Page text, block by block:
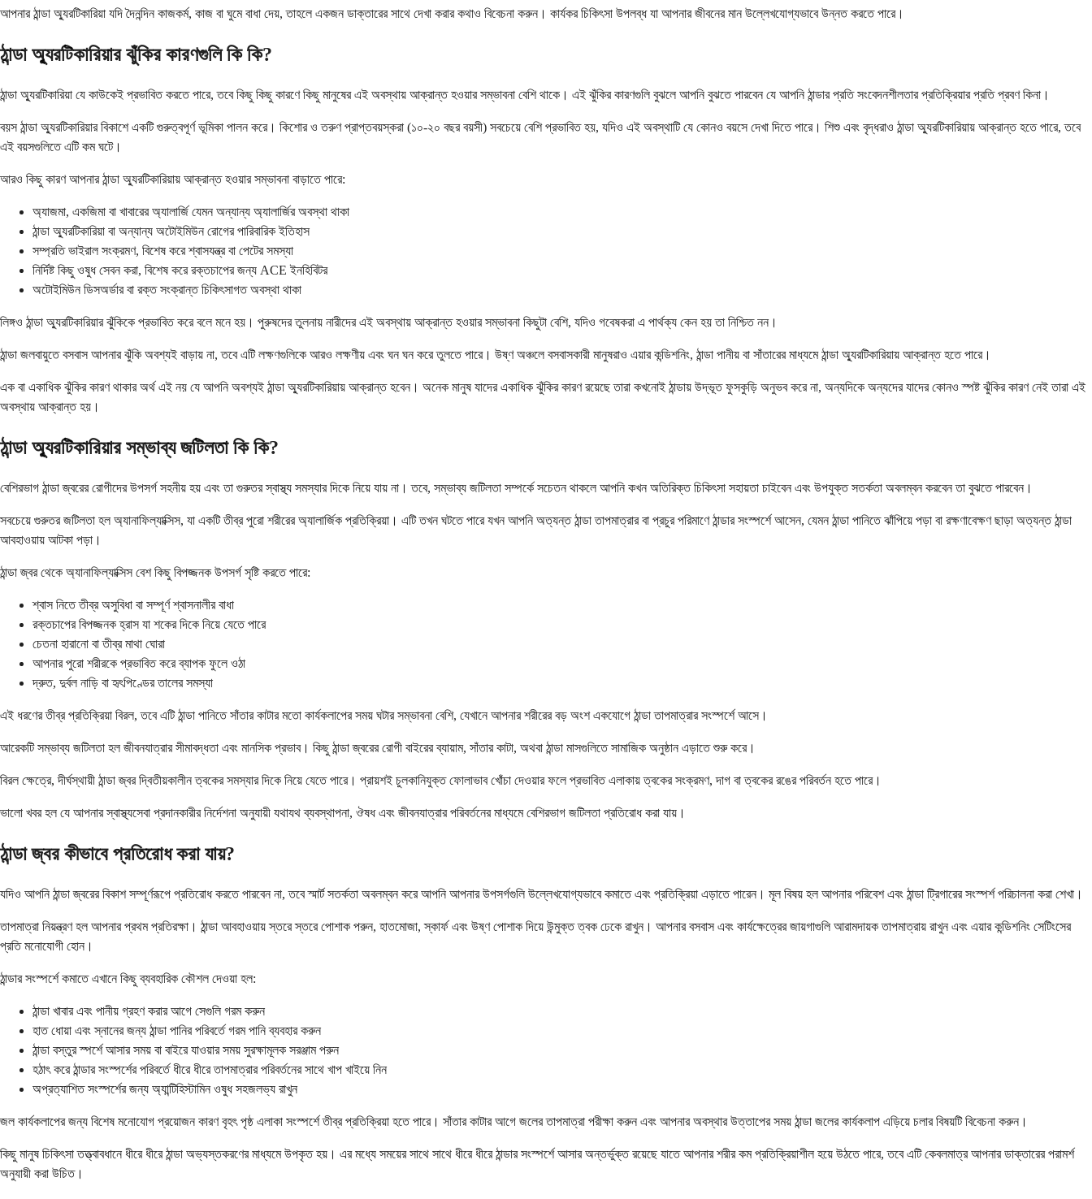
আপনার ঠান্ডা অ্যুরটিকারিয়া যদি দৈনন্দিন কাজকর্ম, কাজ বা ঘুমে বাধা দেয়, তাহলে একজন ডাক্তারের সাথে দেখা করার কথাও বিবেচনা করুন। কার্যকর চিকিৎসা উপলব্ধ যা আপনার জীবনের মান উল্লেখযোগ্যভাবে উন্নত করতে পারে।
ঠান্ডা অ্যুরটিকারিয়ার ঝুঁকির কারণগুলি কি কি?
ঠান্ডা অ্যুরটিকারিয়া যে কাউকেই প্রভাবিত করতে পারে, তবে কিছু কিছু কারণে কিছু মানুষের এই অবস্থায় আক্রান্ত হওয়ার সম্ভাবনা বেশি থাকে। এই ঝুঁকির কারণগুলি বুঝলে আপনি বুঝতে পারবেন যে আপনি ঠান্ডার প্রতি সংবেদনশীলতার প্রতিক্রিয়ার প্রতি প্রবণ কিনা।
বয়স ঠান্ডা অ্যুরটিকারিয়ার বিকাশে একটি গুরুত্বপূর্ণ ভূমিকা পালন করে। কিশোর ও তরুণ প্রাপ্তবয়স্করা (১০-২০ বছর বয়সী) সবচেয়ে বেশি প্রভাবিত হয়, যদিও এই অবস্থাটি যে কোনও বয়সে দেখা দিতে পারে। শিশু এবং বৃদ্ধরাও ঠান্ডা অ্যুরটিকারিয়ায় আক্রান্ত হতে পারে, তবে
এই বয়সগুলিতে এটি কম ঘটে।
আরও কিছু কারণ আপনার ঠান্ডা অ্যুরটিকারিয়ায় আক্রান্ত হওয়ার সম্ভাবনা বাড়াতে পারে:
অ্যাজমা, একজিমা বা খাবারের অ্যালার্জি যেমন অন্যান্য অ্যালার্জির অবস্থা থাকা
ঠান্ডা অ্যুরটিকারিয়া বা অন্যান্য অটোইমিউন রোগের পারিবারিক ইতিহাস
সম্প্রতি ভাইরাল সংক্রমণ, বিশেষ করে শ্বাসযন্ত্র বা পেটের সমস্যা
নির্দিষ্ট কিছু ওষুধ সেবন করা, বিশেষ করে রক্তচাপের জন্য ACE ইনহিবিটর
অটোইমিউন ডিসঅর্ডার বা রক্ত সংক্রান্ত চিকিৎসাগত অবস্থা থাকা
লিঙ্গও ঠান্ডা অ্যুরটিকারিয়ার ঝুঁকিকে প্রভাবিত করে বলে মনে হয়। পুরুষদের তুলনায় নারীদের এই অবস্থায় আক্রান্ত হওয়ার সম্ভাবনা কিছুটা বেশি, যদিও গবেষকরা এ পার্থক্য কেন হয় তা নিশ্চিত নন।
ঠান্ডা জলবায়ুতে বসবাস আপনার ঝুঁকি অবশ্যই বাড়ায় না, তবে এটি লক্ষণগুলিকে আরও লক্ষণীয় এবং ঘন ঘন করে তুলতে পারে। উষ্ণ অঞ্চলে বসবাসকারী মানুষরাও এয়ার কন্ডিশনিং, ঠান্ডা পানীয় বা সাঁতারের মাধ্যমে ঠান্ডা অ্যুরটিকারিয়ায় আক্রান্ত হতে পারে।
এক বা একাধিক ঝুঁকির কারণ থাকার অর্থ এই নয় যে আপনি অবশ্যই ঠান্ডা অ্যুরটিকারিয়ায় আক্রান্ত হবেন। অনেক মানুষ যাদের একাধিক ঝুঁকির কারণ রয়েছে তারা কখনোই ঠান্ডায় উদ্ভূত ফুসকুড়ি অনুভব করে না, অন্যদিকে অন্যদের যাদের কোনও স্পষ্ট ঝুঁকির কারণ নেই তারা এই
অবস্থায় আক্রান্ত হয়।
ঠান্ডা অ্যুরটিকারিয়ার সম্ভাব্য জটিলতা কি কি?
বেশিরভাগ ঠান্ডা জ্বরের রোগীদের উপসর্গ সহনীয় হয় এবং তা গুরুতর স্বাস্থ্য সমস্যার দিকে নিয়ে যায় না। তবে, সম্ভাব্য জটিলতা সম্পর্কে সচেতন থাকলে আপনি কখন অতিরিক্ত চিকিৎসা সহায়তা চাইবেন এবং উপযুক্ত সতর্কতা অবলম্বন করবেন তা বুঝতে পারবেন।
সবচেয়ে গুরুতর জটিলতা হল অ্যানাফিল্যাক্সিস, যা একটি তীব্র পুরো শরীরের অ্যালার্জিক প্রতিক্রিয়া। এটি তখন ঘটতে পারে যখন আপনি অত্যন্ত ঠান্ডা তাপমাত্রার বা প্রচুর পরিমাণে ঠান্ডার সংস্পর্শে আসেন, যেমন ঠান্ডা পানিতে ঝাঁপিয়ে পড়া বা রক্ষণাবেক্ষণ ছাড়া অত্যন্ত ঠান্ডা
আবহাওয়ায় আটকা পড়া।
ঠান্ডা জ্বর থেকে অ্যানাফিল্যাক্সিস বেশ কিছু বিপজ্জনক উপসর্গ সৃষ্টি করতে পারে:
শ্বাস নিতে তীব্র অসুবিধা বা সম্পূর্ণ শ্বাসনালীর বাধা
রক্তচাপের বিপজ্জনক হ্রাস যা শকের দিকে নিয়ে যেতে পারে
চেতনা হারানো বা তীব্র মাথা ঘোরা
আপনার পুরো শরীরকে প্রভাবিত করে ব্যাপক ফুলে ওঠা
দ্রুত, দুর্বল নাড়ি বা হৃৎপিণ্ডের তালের সমস্যা
এই ধরণের তীব্র প্রতিক্রিয়া বিরল, তবে এটি ঠান্ডা পানিতে সাঁতার কাটার মতো কার্যকলাপের সময় ঘটার সম্ভাবনা বেশি, যেখানে আপনার শরীরের বড় অংশ একযোগে ঠান্ডা তাপমাত্রার সংস্পর্শে আসে।
আরেকটি সম্ভাব্য জটিলতা হল জীবনযাত্রার সীমাবদ্ধতা এবং মানসিক প্রভাব। কিছু ঠান্ডা জ্বরের রোগী বাইরের ব্যায়াম, সাঁতার কাটা, অথবা ঠান্ডা মাসগুলিতে সামাজিক অনুষ্ঠান এড়াতে শুরু করে।
বিরল ক্ষেত্রে, দীর্ঘস্থায়ী ঠান্ডা জ্বর দ্বিতীয়কালীন ত্বকের সমস্যার দিকে নিয়ে যেতে পারে। প্রায়শই চুলকানিযুক্ত ফোলাভাব খোঁচা দেওয়ার ফলে প্রভাবিত এলাকায় ত্বকের সংক্রমণ, দাগ বা ত্বকের রঙের পরিবর্তন হতে পারে।
ভালো খবর হল যে আপনার স্বাস্থ্যসেবা প্রদানকারীর নির্দেশনা অনুযায়ী যথাযথ ব্যবস্থাপনা, ঔষধ এবং জীবনযাত্রার পরিবর্তনের মাধ্যমে বেশিরভাগ জটিলতা প্রতিরোধ করা যায়।
ঠান্ডা জ্বর কীভাবে প্রতিরোধ করা যায়?
যদিও আপনি ঠান্ডা জ্বরের বিকাশ সম্পূর্ণরূপে প্রতিরোধ করতে পারবেন না, তবে স্মার্ট সতর্কতা অবলম্বন করে আপনি আপনার উপসর্গগুলি উল্লেখযোগ্যভাবে কমাতে এবং প্রতিক্রিয়া এড়াতে পারেন। মূল বিষয় হল আপনার পরিবেশ এবং ঠান্ডা ট্রিগারের সংস্পর্শ পরিচালনা করা শেখা।
তাপমাত্রা নিয়ন্ত্রণ হল আপনার প্রথম প্রতিরক্ষা। ঠান্ডা আবহাওয়ায় স্তরে স্তরে পোশাক পরুন, হাতমোজা, স্কার্ফ এবং উষ্ণ পোশাক দিয়ে উন্মুক্ত ত্বক ঢেকে রাখুন। আপনার বসবাস এবং কার্যক্ষেত্রের জায়গাগুলি আরামদায়ক তাপমাত্রায় রাখুন এবং এয়ার কন্ডিশনিং সেটিংসের
প্রতি মনোযোগী হোন।
ঠান্ডার সংস্পর্শে কমাতে এখানে কিছু ব্যবহারিক কৌশল দেওয়া হল:
ঠান্ডা খাবার এবং পানীয় গ্রহণ করার আগে সেগুলি গরম করুন
হাত ধোয়া এবং স্নানের জন্য ঠান্ডা পানির পরিবর্তে গরম পানি ব্যবহার করুন
ঠান্ডা বস্তুর স্পর্শে আসার সময় বা বাইরে যাওয়ার সময় সুরক্ষামূলক সরঞ্জাম পরুন
হঠাৎ করে ঠান্ডার সংস্পর্শের পরিবর্তে ধীরে ধীরে তাপমাত্রার পরিবর্তনের সাথে খাপ খাইয়ে নিন
অপ্রত্যাশিত সংস্পর্শের জন্য অ্যান্টিহিস্টামিন ওষুধ সহজলভ্য রাখুন
জল কার্যকলাপের জন্য বিশেষ মনোযোগ প্রয়োজন কারণ বৃহৎ পৃষ্ঠ এলাকা সংস্পর্শে তীব্র প্রতিক্রিয়া হতে পারে। সাঁতার কাটার আগে জলের তাপমাত্রা পরীক্ষা করুন এবং আপনার অবস্থার উত্তাপের সময় ঠান্ডা জলের কার্যকলাপ এড়িয়ে চলার বিষয়টি বিবেচনা করুন।
কিছু মানুষ চিকিৎসা তত্ত্বাবধানে ধীরে ধীরে ঠান্ডা অভ্যস্তকরণের মাধ্যমে উপকৃত হয়। এর মধ্যে সময়ের সাথে সাথে ধীরে ধীরে ঠান্ডার সংস্পর্শে আসার অন্তর্ভুক্ত রয়েছে যাতে আপনার শরীর কম প্রতিক্রিয়াশীল হয়ে উঠতে পারে, তবে এটি কেবলমাত্র আপনার ডাক্তারের পরামর্শ
অনুযায়ী করা উচিত।